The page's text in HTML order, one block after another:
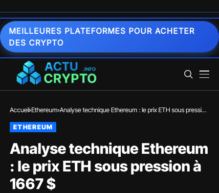
MEILLEURES PLATEFORMES POUR ACHETER
DES CRYPTO
Accueil Ethereum Analyse technique Ethereum : le prix ETH sous pression
ETHEREUM
Analyse technique Ethereum
: le prix ETH sous pression à
1667 $